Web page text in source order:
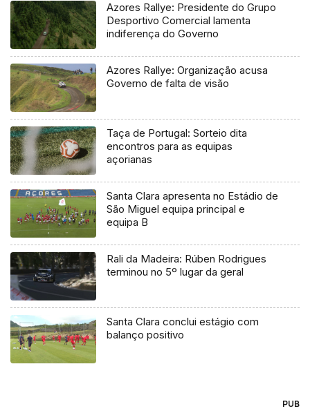
Azores Rallye: Presidente do Grupo
Desportivo Comercial lamenta
indiferença do Governo
Azores Rallye: Organização acusa
Governo de falta de visão
Taça de Portugal: Sorteio dita
encontros para as equipas
açorianas
Santa Clara apresenta no Estádio de
São Miguel equipa principal e
equipa B
Rali da Madeira: Rúben Rodrigues
terminou no 5º lugar da geral
Santa Clara conclui estágio com
balanço positivo
PUB